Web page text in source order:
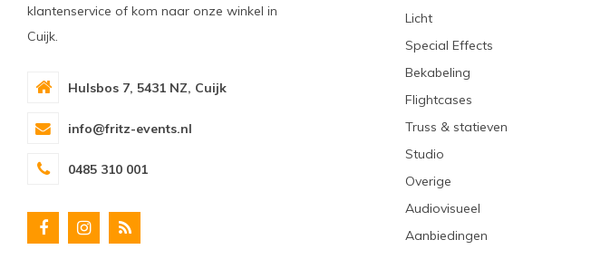
klantenservice of kom naar onze winkel in
Cuijk.
Hulsbos 7, 5431 NZ, Cuijk
info@fritz-events.nl
0485 310 001
Licht
Special Effects
Bekabeling
Flightcases
Truss & statieven
Studio
Overige
Audiovisueel
Aanbiedingen